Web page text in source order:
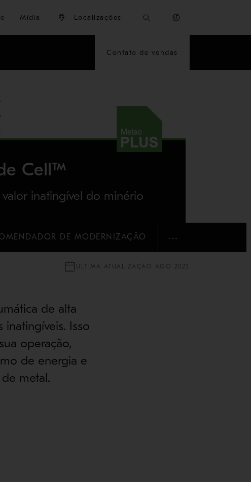
Mídia Localizações
Contato de vendas
Cell™
valor inatingível do minério
DE MODERNIZAÇÃO MOSTRAR MAIS
ÚLTIMA ATUALIZAÇÃO AGO 2023
de alta
inatingíveis. Isso
operação,
de energia e
metal.